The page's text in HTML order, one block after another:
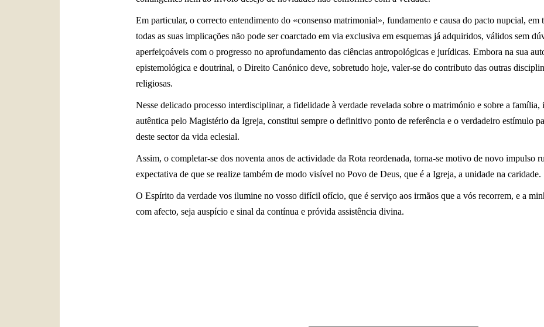
Em particular, o correcto entendimento do «consenso matrimonial», fundamento e causa do pacto nupcial, em
todas as suas implicações não pode ser coarctado em via exclusiva em esquemas já adquiridos, válidos sem
aperfeiçoáveis com o progresso no aprofundamento das ciências antropológicas e jurídicas. Embora na sua
epistemológica e doutrinal, o Direito Canónico deve, sobretudo hoje, valer-se do contributo das outras
religiosas.
Nesse delicado processo interdisciplinar, a fidelidade à verdade revelada sobre o matrimónio e sobre a família,
autêntica pelo Magistério da Igreja, constitui sempre o definitivo ponto de referência e o verdadeiro estímulo
deste sector da vida eclesial.
Assim, o completar-se dos noventa anos de actividade da Rota reordenada, torna-se motivo de novo impulso
expectativa de que se realize também de modo visível no Povo de Deus, que é a Igreja, a unidade na caridade.
O Espírito da verdade vos ilumine no vosso difícil ofício, que é serviço aos irmãos que a vós recorrem, e a
com afecto, seja auspício e sinal da contínua e próvida assistência divina.